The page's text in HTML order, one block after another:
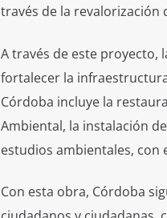
través de la revalorización
A través de este proyecto,
fortalecer la
Córdoba incluye la
Ambiental, la instalación
estudios ambientales, con
Con esta obra, Córdoba